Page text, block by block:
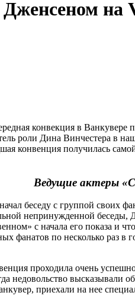
на
конвекция в Ванкувере
роли Дина Винчестера в
конвенция получилась
Ведущие актеры
беседу с группой своих
непринужденной беседы,
с начала его показа и
фанатов по несколько раз
проходила очень
недовольство высказывали
приехали на нее